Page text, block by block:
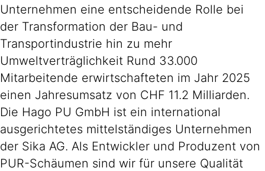
Unternehmen eine entscheidende Rolle bei
der Transformation der Bau- und
Transportindustrie hin zu mehr
Umweltverträglichkeit Rund 33.000
Mitarbeitende erwirtschafteten im Jahr 2025
einen Jahresumsatz von CHF 11.2 Milliarden.
Die Hago PU GmbH ist ein international
ausgerichtetes mittelständiges Unternehmen
der Sika AG. Als Entwickler und Produzent von
PUR-Schäumen sind wir für unsere Qualität